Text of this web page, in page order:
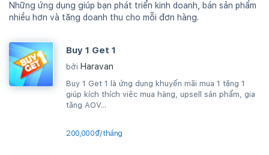
Những ứng dụng giúp bạn phát triển kinh doanh, bán sản phẩm
nhiều hơn và tăng doanh thu cho mỗi đơn hàng.
Buy 1 Get 1
bởi Haravan
Buy 1 Get 1 là ứng dụng khuyến mãi mua 1 tặng 1
giúp kích thích việc mua hàng, upsell sản phẩm, gia
tăng AOV...
200,000₫/tháng